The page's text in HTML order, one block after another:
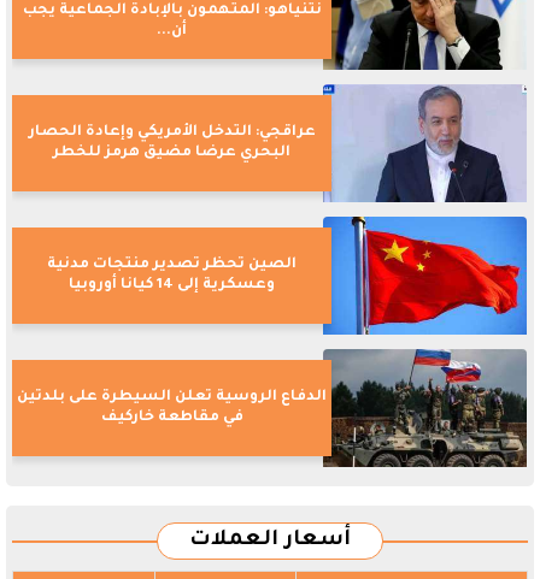
نتنياهو: المتهمون بالإبادة الجماعية يجب
أن...
عراقجي: التدخل الأمريكي وإعادة الحصار
البحري عرضا مضيق هرمز للخطر
الصين تحظر تصدير منتجات مدنية
وعسكرية إلى 14 كيانا أوروبيا
الدفاع الروسية تعلن السيطرة على بلدتين
في مقاطعة خاركيف
أسعار العملات